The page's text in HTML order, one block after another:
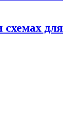
схемах для